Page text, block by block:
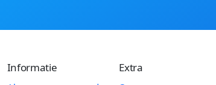
Informatie Extra